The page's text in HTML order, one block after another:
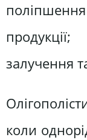
залучення
коли